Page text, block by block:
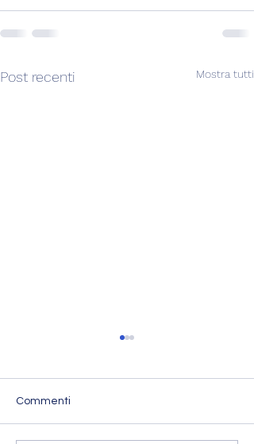
Post recenti Mostra tutti
Commenti